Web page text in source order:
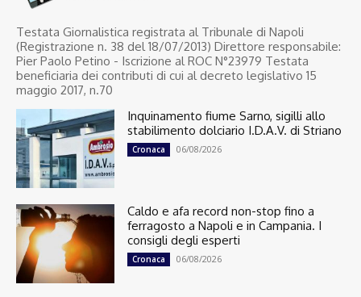
Testata Giornalistica registrata al Tribunale di Napoli
(Registrazione n. 38 del 18/07/2013) Direttore responsabile:
Pier Paolo Petino - Iscrizione al ROC N°23979 Testata
beneficiaria dei contributi di cui al decreto legislativo 15
maggio 2017, n.70
Inquinamento fiume Sarno, sigilli allo
stabilimento dolciario I.D.A.V. di Striano
Cronaca 06/08/2026
Caldo e afa record non-stop fino a
ferragosto a Napoli e in Campania. I
consigli degli esperti
Cronaca 06/08/2026